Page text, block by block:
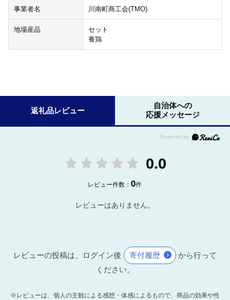
事業者名 川南町商工会(TMO)
地場産品
セット
養鶏
返礼品レビュー
自治体への
応援メッセージ
0.0
レビュー件数：0件
レビューはありません。
レビューの投稿は、ログイン後 寄付履歴
から行って
ください。
※レビューは、個人の主観による感想・体感によるもので、商品の効果や性